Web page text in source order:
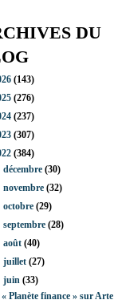
DU
(143)
(276)
(237)
(307)
(384)
décembre(30)
novembre(32)
octobre(29)
septembre(28)
août(40)
juillet(27)
juin(33)
« Planète finance » sur Arte